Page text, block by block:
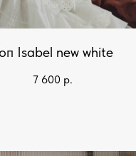
Isabel new white
7 600 р.